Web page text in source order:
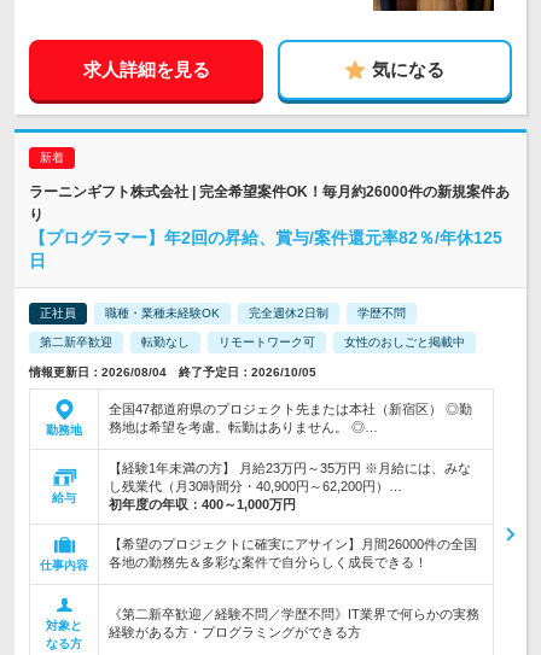
求人詳細を見る 気になる
ラーニンギフト株式会社 | 完全希望案件OK！毎月約26000件の新規案件あ
り
【プログラマー】年2回の昇給、賞与/案件還元率82％/年休125
日
正社員 職種・業種未経験OK 完全週休2日制 学歴不問
第二新卒歓迎 転勤なし リモートワーク可 女性のおしごと掲載中
情報更新日：2026/08/04 終了予定日：2026/10/05
勤務地
全国47都道府県のプロジェクト先または本社（新宿区） ◎勤
務地は希望を考慮。転勤はありません。 ◎…
給与
【経験1年未満の方】 月給23万円～35万円 ※月給には、みな
し残業代（月30時間分・40,900円～62,200円）…
初年度の年収： 400～1,000万円
仕事内容
【希望のプロジェクトに確実にアサイン】月間26000件の全国
各地の勤務先＆多彩な案件で自分らしく成長できる！
対象と
なる方
《第二新卒歓迎／経験不問／学歴不問》IT業界で何らかの実務
経験がある方・プログラミングができる方